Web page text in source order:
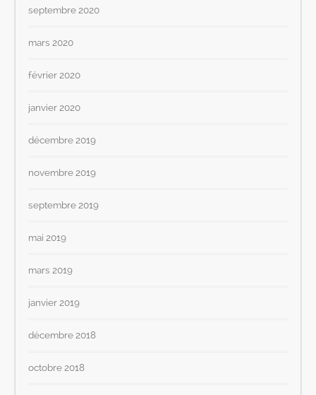
septembre 2020
mars 2020
février 2020
janvier 2020
décembre 2019
novembre 2019
septembre 2019
mai 2019
mars 2019
janvier 2019
décembre 2018
octobre 2018